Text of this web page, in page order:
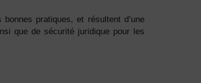
pratiques, et résultent d’une
que de sécurité juridique pour les